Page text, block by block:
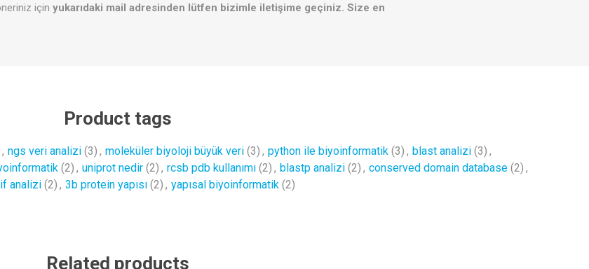
içinyukarıdaki mail adresinden lütfen bizimle iletişime geçiniz. Size en
Product tags
, ngs veri analizi (3) , moleküler biyoloji büyük veri (3) , python ile biyoinformatik (3) , blast analizi (3) ,
(2) , uniprot nedir (2) , rcsb pdb kullanımı (2) , blastp analizi (2) , conserved domain database (2) ,
analizi (2) , 3b protein yapısı (2) , yapısal biyoinformatik (2)
Related products